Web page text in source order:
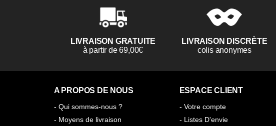
LIVRAISON GRATUITE
à partir de 69,00€
LIVRAISON DISCRÈTE
colis anonymes
A PROPOS DE NOUS
- Qui sommes-nous ?
- Moyens de livraison
ESPACE CLIENT
- Votre compte
- Listes D'envie